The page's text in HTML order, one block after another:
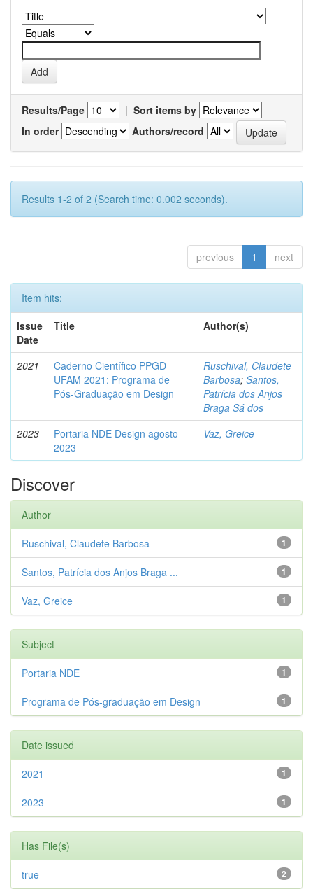
Results/Page | Sort items by
In order
Authors/record
Results 1-2 of 2 (Search time: 0.002 seconds).
previous 1 next
Item hits:
Issue
Date
Title Author(s)
2021
Caderno Científico PPGD
UFAM 2021: Programa de
Pós-Graduação em Design
Ruschival, Claudete
Barbosa; Santos,
Patrícia dos Anjos
Braga Sá dos
2023
Portaria NDE Design agosto
2023
Vaz, Greice
Discover
Author
1
Ruschival, Claudete Barbosa
1
Santos, Patrícia dos Anjos Braga ...
1
Vaz, Greice
Subject
1
Portaria NDE
1
Programa de Pós-graduação em Design
Date issued
1
2021
1
2023
Has File(s)
2
true